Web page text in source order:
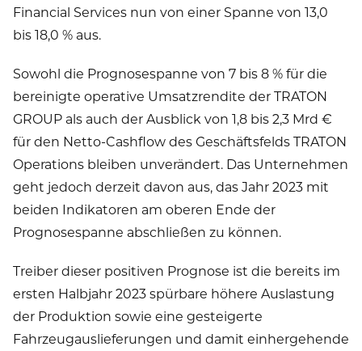
Financial Services nun von einer Spanne von 13,0
bis 18,0 % aus.
Sowohl die Prognosespanne von 7 bis 8 % für die
bereinigte operative Umsatzrendite der TRATON
GROUP als auch der Ausblick von 1,8 bis 2,3 Mrd €
für den Netto-Cashflow des Geschäftsfelds TRATON
Operations bleiben unverändert. Das Unternehmen
geht jedoch derzeit davon aus, das Jahr 2023 mit
beiden Indikatoren am oberen Ende der
Prognosespanne abschließen zu können.
Treiber dieser positiven Prognose ist die bereits im
ersten Halbjahr 2023 spürbare höhere Auslastung
der Produktion sowie eine gesteigerte
Fahrzeugauslieferungen und damit einhergehende